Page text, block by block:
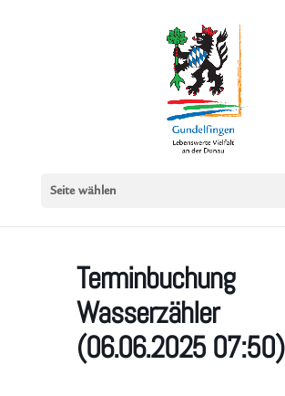
Seite wählen
Terminbuchung
Wasserzähler
(06.06.2025 07:50)